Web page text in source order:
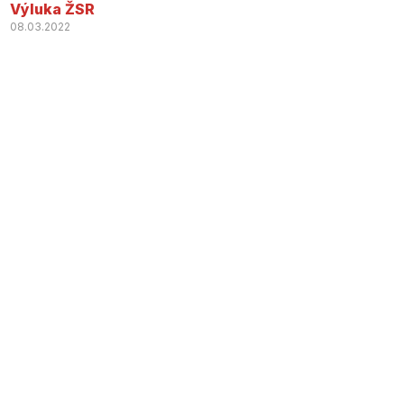
Výluka ŽSR
08.03.2022